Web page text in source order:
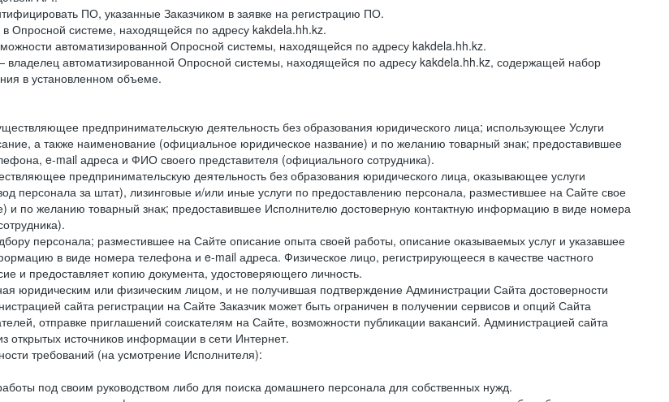
ПО, указанные Заказчиком в заявке на регистрацию ПО.
системе, находящейся по адресу kakdela.hh.kz.
автоматизированной Опросной системы, находящейся по адресу kakdela.hh.kz.
владелец автоматизированной Опросной системы, находящейся по адресу kakdela.hh.kz, содержащей набор
в установленном объеме.
предпринимательскую деятельность без образования юридического лица; использующее Услуги
а также наименование (официальное юридическое название) и по желанию товарный знак; предоставившее
e-mail адреса и ФИО своего представителя (официального сотрудника).
предпринимательскую деятельность без образования юридического лица, оказывающее услуги
персонала за штат), лизинговые и/или иные услуги по предоставлению персонала, разместившее на Сайте свое
по желанию товарный знак; предоставившее Исполнителю достоверную контактную информацию в виде номера
персонала; разместившее на Сайте описание опыта своей работы, описание оказываемых услуг и указавшее
в виде номера телефона и e-mail адреса. Физическое лицо, регистрирующееся в качестве частного
и предоставляет копию документа, удостоверяющего личность.
юридическим или физическим лицом, и не получившая подтверждение Администрации Сайта достоверности
сайта регистрации на Сайте Заказчик может быть ограничен в получении сервисов и опций Сайта
отправке приглашений соискателям на Сайте, возможности публикации вакансий. Администрацией сайта
открытых источников информации в сети Интернет.
требований (на усмотрение Исполнителя):
под своим руководством либо для поиска домашнего персонала для собственных нужд.